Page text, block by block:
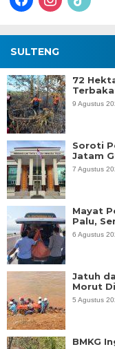
SULTENG
72
9 Agustus
Soroti
Jatam
7 Agustus
Mayat
Palu,
6 Agustus
Jatuh
Morut
5 Agustus
BMKG